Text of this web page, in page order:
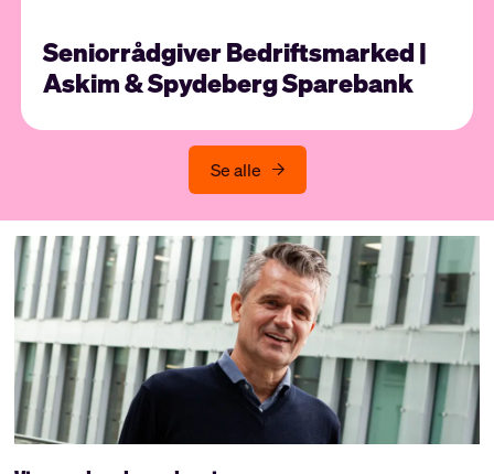
Seniorrådgiver Bedriftsmarked |
Askim & Spydeberg Sparebank
Se alle